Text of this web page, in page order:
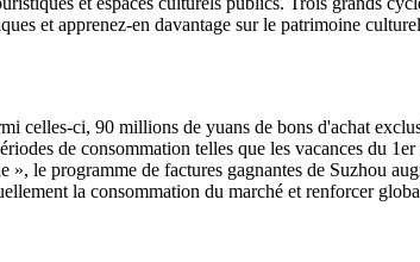
et apprenez-en davantage sur le patrimoine
celles-ci, 90 millions de yuans de bons d'achat
de consommation telles que les vacances du
le programme de factures gagnantes de Suzhou
la consommation du marché et renforcer